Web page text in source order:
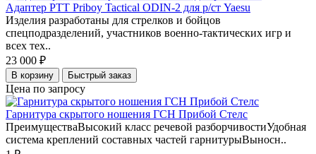
Адаптер PTT Priboy Tactical ODIN-2 для р/ст Yaesu
Изделия разработаны для стрелков и бойцов
спецподразделений, участников военно-тактических игр и
всех тех..
23 000 ₽
В корзину Быстрый заказ
Цена по запросу
Гарнитура скрытого ношения ГСН Прибой Стелс
ПреимуществаВысокий класс речевой разборчивостиУдобная
система креплений составных частей гарнитурыВыносн..